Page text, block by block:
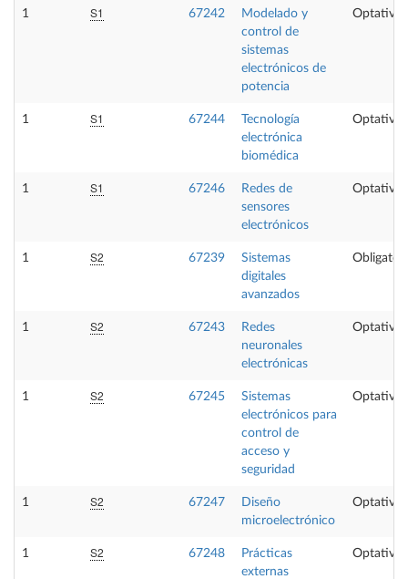
1 S1 67242
Modelado y
control de
sistemas
electrónicos de
potencia
Optativa
1 S1 67244
Tecnología
electrónica
biomédica
Optativa
1 S1 67246
Redes de
sensores
electrónicos
Optativa
1 S2 67239
Sistemas
digitales
avanzados
1 S2 67243
Redes
neuronales
electrónicas
Optativa
1 S2 67245
Sistemas
electrónicos para
control de
acceso y
seguridad
Optativa
1 S2 67247
Diseño
microelectrónico
Optativa
1 S2 67248
Prácticas
externas
Optativa